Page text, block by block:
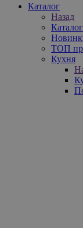
Каталог
Назад
Каталог
ТОП
Кухня